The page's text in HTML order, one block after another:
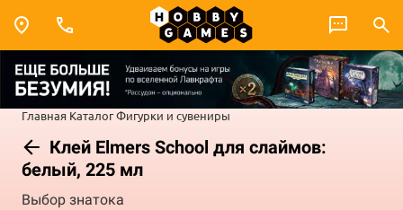
Главная КаталогФигурки и сувениры
Клей Elmers School для слаймов:
белый, 225 мл
Выбор знатока